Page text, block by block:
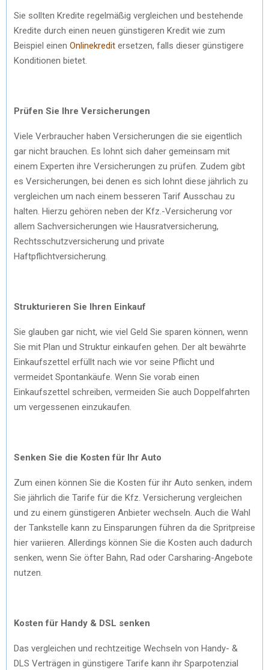
Sie sollten Kredite regelmäßig vergleichen und bestehende
Kredite durch einen neuen günstigeren Kredit wie zum
Beispiel einen Onlinekredit ersetzen, falls dieser günstigere
Konditionen bietet.
Prüfen Sie Ihre Versicherungen
Viele Verbraucher haben Versicherungen die sie eigentlich
gar nicht brauchen. Es lohnt sich daher gemeinsam mit
einem Experten ihre Versicherungen zu prüfen. Zudem gibt
es Versicherungen, bei denen es sich lohnt diese jährlich zu
vergleichen um nach einem besseren Tarif Ausschau zu
halten. Hierzu gehören neben der Kfz.-Versicherung vor
allem Sachversicherungen wie Hausratversicherung,
Rechtsschutzversicherung und private
Haftpflichtversicherung.
Strukturieren Sie Ihren Einkauf
Sie glauben gar nicht, wie viel Geld Sie sparen können, wenn
Sie mit Plan und Struktur einkaufen gehen. Der alt bewährte
Einkaufszettel erfüllt nach wie vor seine Pflicht und
vermeidet Spontankäufe. Wenn Sie vorab einen
Einkaufszettel schreiben, vermeiden Sie auch Doppelfahrten
um vergessenen einzukaufen.
Senken Sie die Kosten für Ihr Auto
Zum einen können Sie die Kosten für ihr Auto senken, indem
Sie jährlich die Tarife für die Kfz. Versicherung vergleichen
und zu einem günstigeren Anbieter wechseln. Auch die Wahl
der Tankstelle kann zu Einsparungen führen da die Spritpreise
hier variieren. Allerdings können Sie die Kosten auch dadurch
senken, wenn Sie öfter Bahn, Rad oder Carsharing-Angebote
nutzen.
Kosten für Handy & DSL senken
Das vergleichen und rechtzeitige Wechseln von Handy- &
DLS Verträgen in günstigere Tarife kann ihr Sparpotenzial